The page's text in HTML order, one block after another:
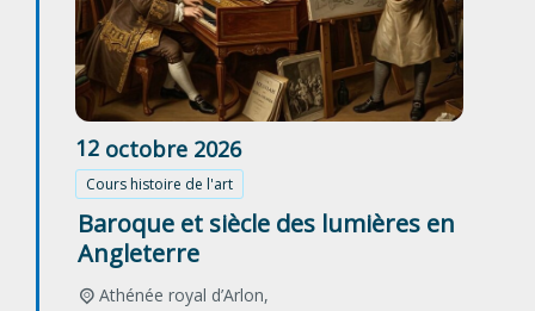
12 octobre 2026
Cours histoire de l'art
Baroque et siècle des lumières en
Angleterre
Athénée royal d’Arlon,